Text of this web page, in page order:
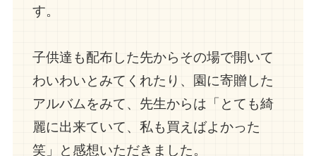
す。
子供達も配布した先からその場で開いて
わいわいとみてくれたり、園に寄贈した
アルバムをみて、先生からは「とても綺
麗に出来ていて、私も買えばよかった
笑」と感想いただきました。